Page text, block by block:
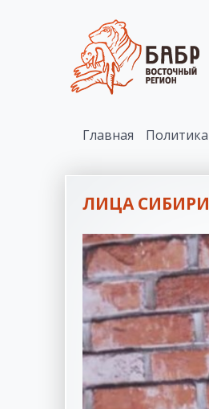
Главная Политика
ЛИЦА СИБИРИ